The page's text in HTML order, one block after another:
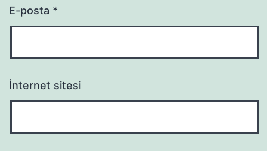
E-posta *
İnternet sitesi